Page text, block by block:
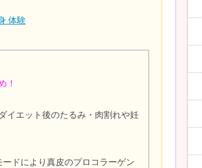
体験
！
イエット後のたるみ・肉割れや妊
ドにより真皮のプロコラーゲン